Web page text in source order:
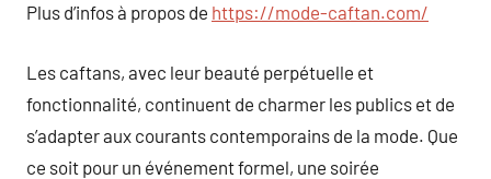
Plus d’infos à propos de https://mode-caftan.com/
Les caftans, avec leur beauté perpétuelle et
fonctionnalité, continuent de charmer les publics et de
s’adapter aux courants contemporains de la mode. Que
ce soit pour un événement formel, une soirée